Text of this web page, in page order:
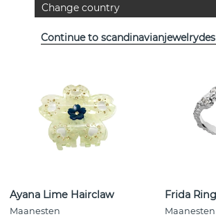
Weitere Artikel
Ayana Lime Hairclaw
Maanesten
Frida
Maanesten
Change country
Continue to